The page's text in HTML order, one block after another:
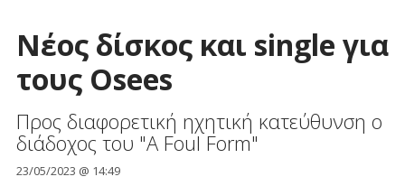
Νέος δίσκος και single για
τους Osees
Προς διαφορετική ηχητική κατεύθυνση ο
διάδοχος του "A Foul Form"
23/05/2023 @ 14:49